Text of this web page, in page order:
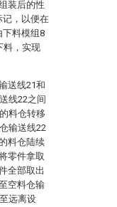
装后的性
记，以便在
下料模组8
料，实现
送线21和
线22之间
料仓转移
输送线22
料仓陆续
零件拿取
全部取出
空料仓输
远离设